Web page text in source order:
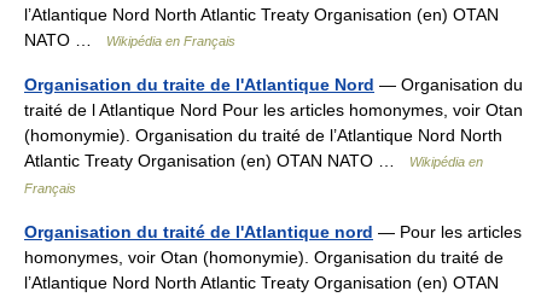
l’Atlantique Nord North Atlantic Treaty Organisation (en) OTAN
NATO …
Wikipédia en Français
Organisation du traite de l'Atlantique Nord — Organisation du
traité de l Atlantique Nord Pour les articles homonymes, voir Otan
(homonymie). Organisation du traité de l’Atlantique Nord North
Atlantic Treaty Organisation (en) OTAN NATO …
Wikipédia en
Français
Organisation du traité de l'Atlantique nord — Pour les articles
homonymes, voir Otan (homonymie). Organisation du traité de
l’Atlantique Nord North Atlantic Treaty Organisation (en) OTAN